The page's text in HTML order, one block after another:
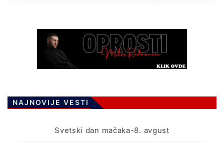
NAJNOVIJE VESTI
Svetski dan mačaka-8. avgust